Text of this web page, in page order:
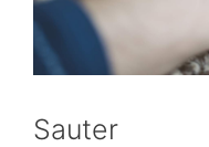
Sauter